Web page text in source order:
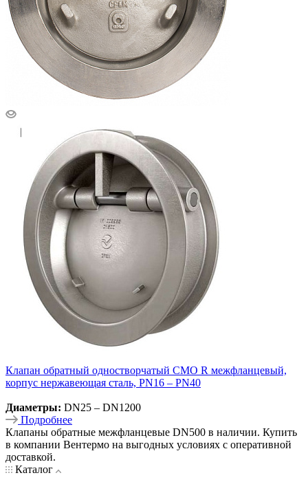
Клапан обратный одностворчатый CMO R межфланцевый,
корпус нержавеющая сталь, PN16 – PN40
Диаметры: DN25 – DN1200
Подробнее
Клапаны обратные межфланцевые DN500 в наличии. Купить
в компании Вентермо на выгодных условиях с оперативной
доставкой.
Каталог